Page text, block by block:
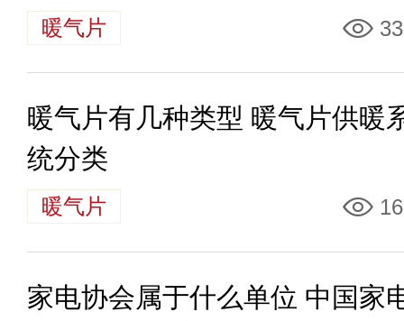
暖气片
暖气片有几种类型 暖气片供暖
统分类
暖气片
家电协会属于什么单位 中国家